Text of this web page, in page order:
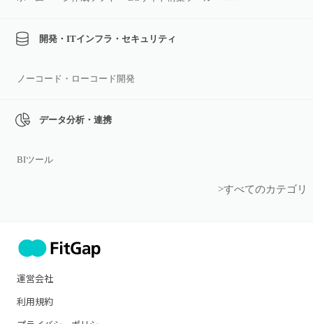
開発・ITインフラ・セキュリティ
ノーコード・ローコード開発
データ分析・連携
BIツール
>すべてのカテゴリ
運営会社
利用規約